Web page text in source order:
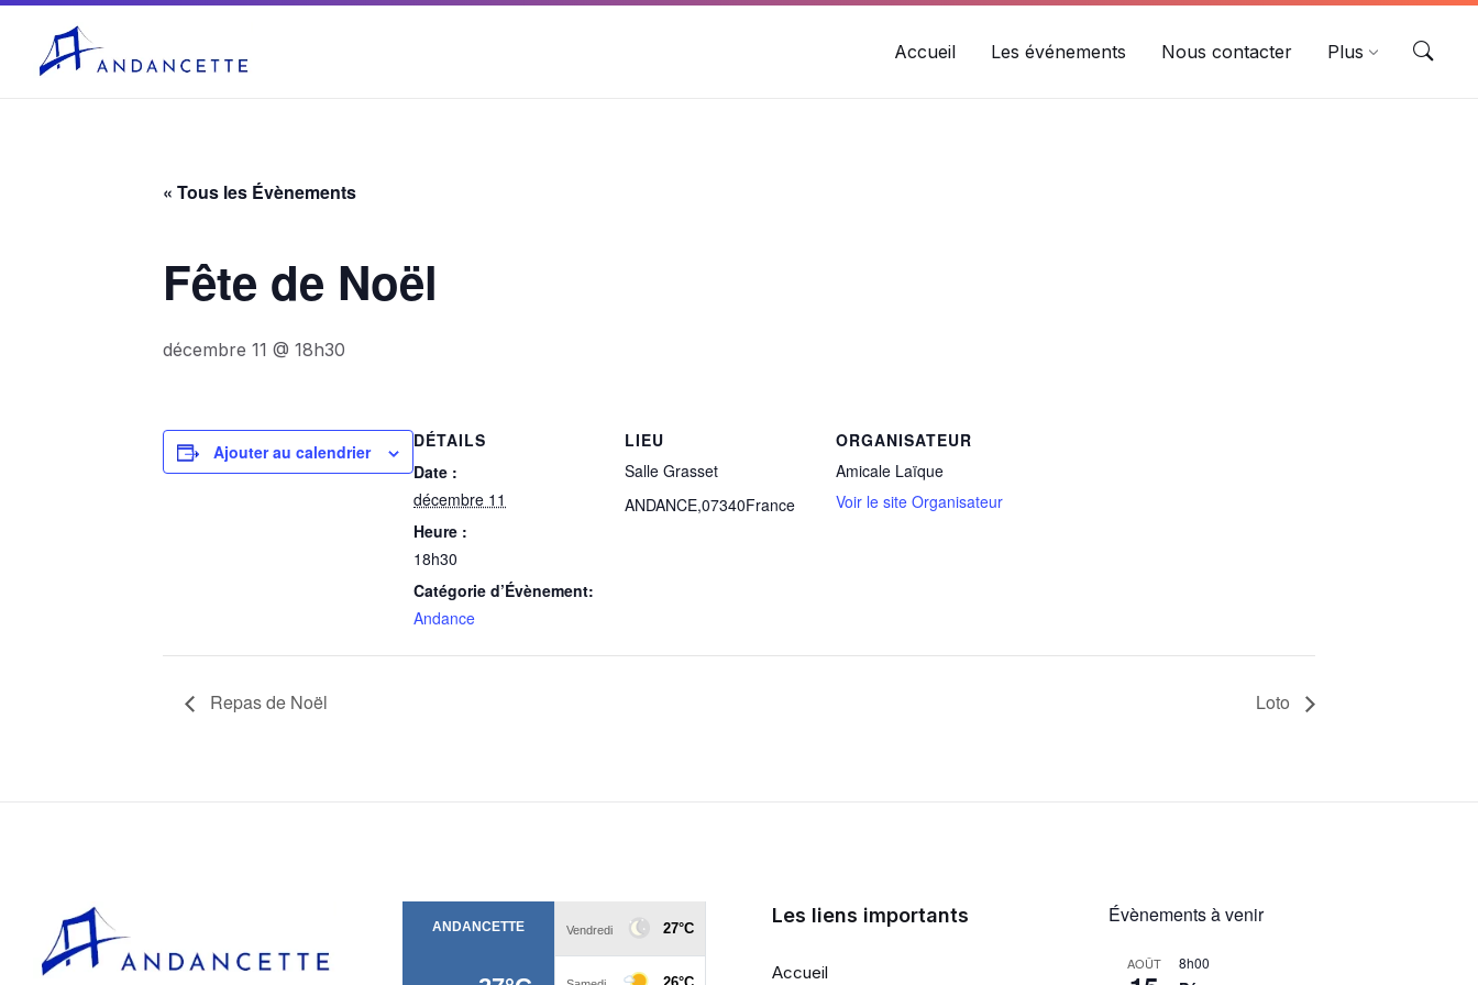
Accueil Les événements Nous contacter Plus
« Tous les Évènements
Fête de Noël
décembre 11 @ 18h30
Ajouter au calendrier
DÉTAILS
Date :
décembre 11
Heure :
18h30
Catégorie d’Évènement:
Andance
LIEU
Salle Grasset
ANDANCE,07340France
ORGANISATEUR
Amicale Laïque
Voir le site Organisateur
Repas de Noël Loto
Les liens importants
Accueil
Évènements à venir
AOÛT 8h00